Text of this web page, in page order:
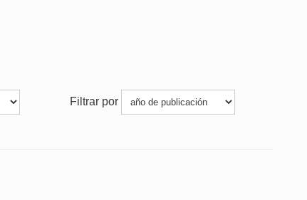
Filtrar por